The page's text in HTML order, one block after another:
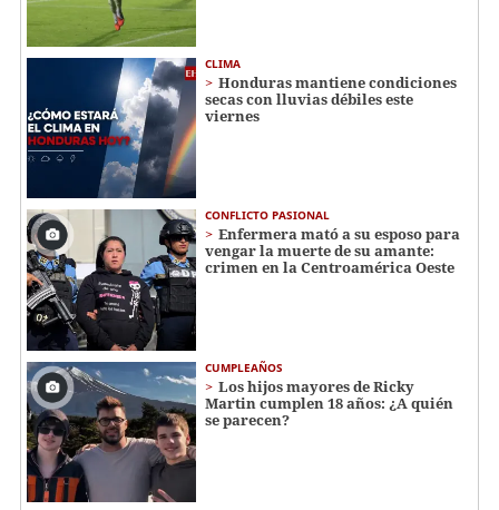
CLIMA
Honduras mantiene condiciones
secas con lluvias débiles este
viernes
CONFLICTO PASIONAL
Enfermera mató a su esposo para
vengar la muerte de su amante:
crimen en la Centroamérica Oeste
CUMPLEAÑOS
Los hijos mayores de Ricky
Martin cumplen 18 años: ¿A quién
se parecen?